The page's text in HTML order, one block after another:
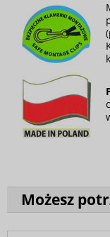
Możesz